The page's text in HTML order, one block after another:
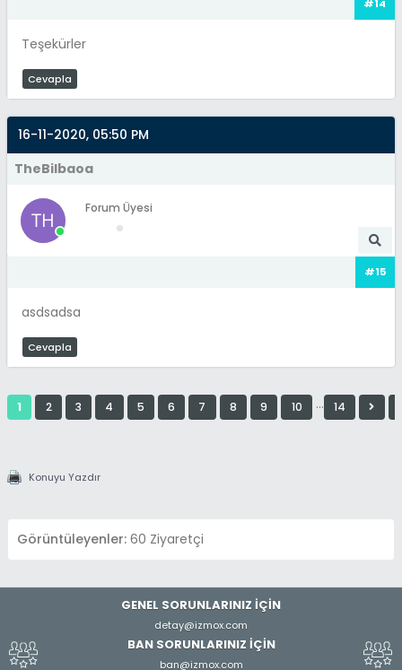
#14
Teşekürler
Cevapla
16-11-2020, 05:50 PM
TheBilbaoa
Forum Üyesi
#15
asdsadsa
Cevapla
1 2 3 4 5 6 7 8 9 10 … 14
Konuyu Yazdır
Görüntüleyenler: 60 Ziyaretçi
GENEL SORUNLARINIZ İÇİN
detay@izmox.com
BAN SORUNLARINIZ İÇİN
ban@izmox.com